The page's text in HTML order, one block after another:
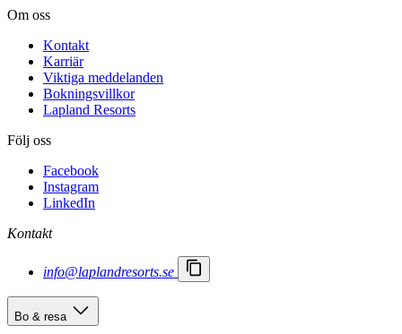
Om oss
Kontakt
Karriär
Viktiga meddelanden
Bokningsvillkor
Lapland Resorts
Följ oss
Facebook
Instagram
LinkedIn
Kontakt
info@laplandresorts.se
Bo & resa